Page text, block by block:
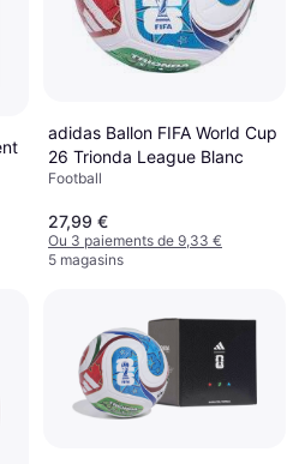
adidas Ballon FIFA World Cup
26 Trionda League Blanc
Football
27,99 €
Ou 3 paiements de 9,33 €
5 magasins